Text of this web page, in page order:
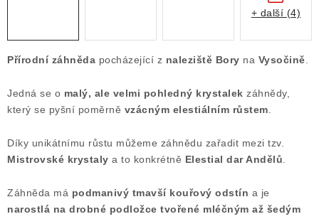
Přírodní záhněda pocházející z naleziště Bory na Vysočině
Jedná se o malý, ale velmi pohledný krystalek záhnědy,
který se pyšní poměrně vzácným elestiálním růstem
Díky unikátnímu růstu můžeme záhnědu zařadit mezi tzv.
Mistrovské krystaly a to konkrétně Elestial dar Andělů
Záhněda má podmanivý tmavší kouřový odstín a je
narostlá na drobné podložce tvořené mléčným až šedým
+ další (4)